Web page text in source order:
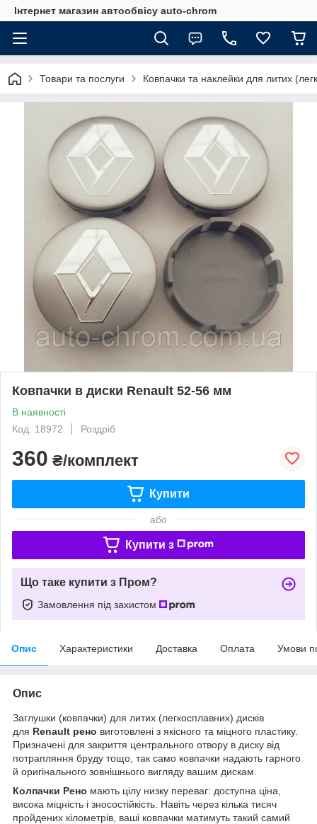
Інтернет магазин автообвісу auto-chrom
Товари та послуги Ковпачки та наклейки для литих
Ковпачки в диски Renault 52-56 мм
В наявності
Код: 18972
Роздріб
360 ₴/комплект
Купити
або
Купити з
Що таке купити з Пром?
Замовлення під захистом
Опис Характеристики Доставка Оплата Умови
Опис
Заглушки (ковпачки) для литих (легкосплавних) дисків
для Renault рено виготовлені з якісного та міцного пластику.
Призначені для закриття центрального отвору в диску від
потрапляння бруду тощо, так само ковпачки надають гарного
й оригінального зовнішнього вигляду вашим дискам.
Колпачки Рено мають цілу низку переваг: доступна ціна,
висока міцність і зносостійкість. Навіть через кілька тисяч
пройдених кілометрів, ваші ковпачки матимуть такий самий